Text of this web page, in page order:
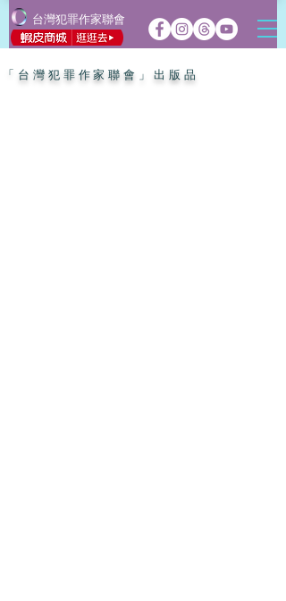
台灣犯罪作家聯會
「台灣犯罪作家聯會」出版品